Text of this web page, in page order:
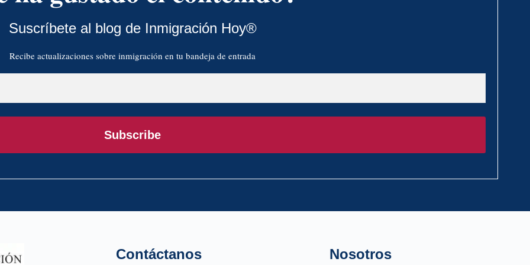
Suscríbete al blog de Inmigración Hoy®
Recibe actualizaciones sobre inmigración en tu bandeja de entrada
Subscribe
Contáctanos Nosotros